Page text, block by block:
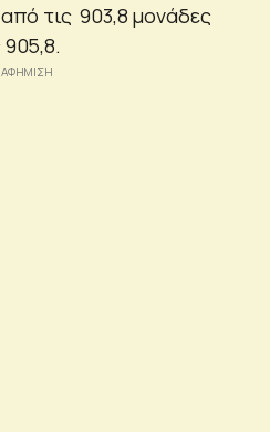
τις 903,8 μονάδες